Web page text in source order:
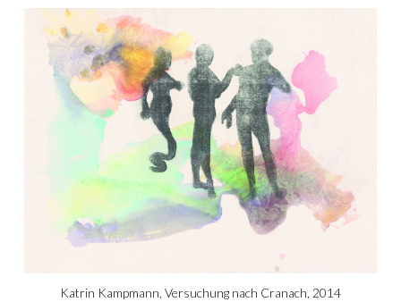
Katrin Kampmann, Versuchung nach Cranach, 2014